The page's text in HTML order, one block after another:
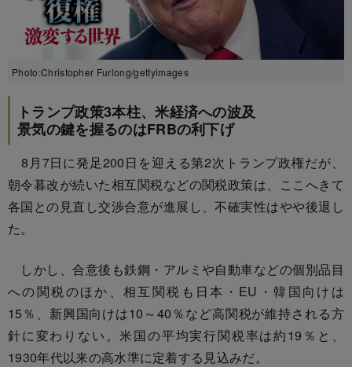
Photo:Christopher Furlong/gettyimages
トランプ政策3本柱、米経済への波及
景気の鍵を握るのはFRBの利下げ
8月7日に発足200日を迎える第2次トランプ政権だが、
朝令暮改が続いた相互関税などの関税政策は、ここへきて
各国との見直し交渉合意が進展し、不確実性はやや後退し
た。
しかし、合意後も鉄鋼・アルミや自動車などの個別品目
への関税のほか、相互関税も日本・EU・韓国向けは
15％、新興国向けは10～40％など高関税が維持される方
針に変わりない。米国の平均実行関税率は約19％と、
1930年代以来の高水準に定着する見込みだ。